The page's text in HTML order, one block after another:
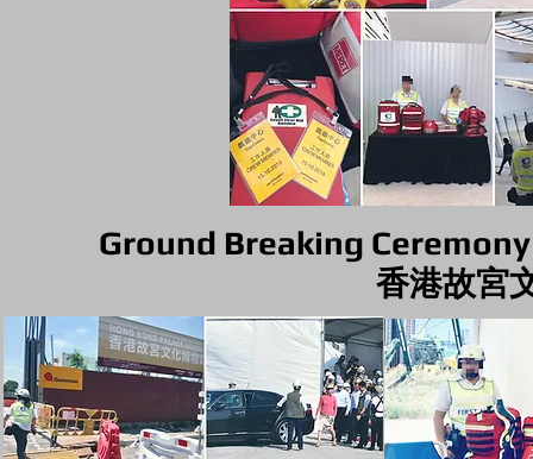
Ground Breaking
香港故宮